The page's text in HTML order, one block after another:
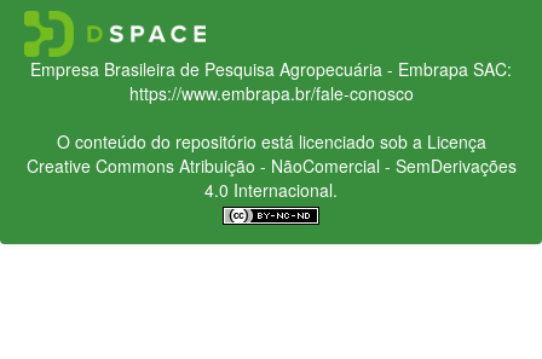
Empresa Brasileira de Pesquisa Agropecuária - Embrapa SAC:
https://www.embrapa.br/fale-conosco
O conteúdo do repositório está licenciado sob a Licença
Creative CommonsAtribuição - NãoComercial - SemDerivações
4.0 Internacional.